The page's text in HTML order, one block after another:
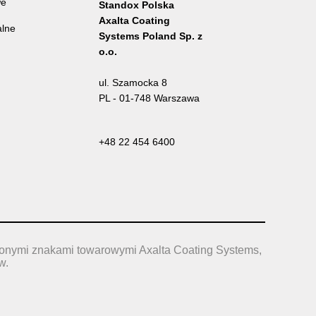
Standox Polska
Axalta Coating
Systems Poland Sp. z
o.o.
ul. Szamocka 8
PL - 01-748 Warszawa
+48 22 454 6400
znakami towarowymi Axalta Coating Systems,